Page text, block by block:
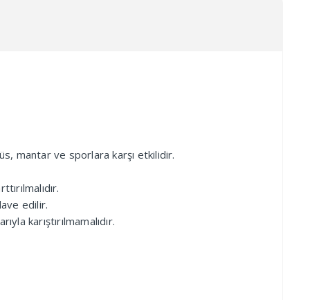
mantar ve sporlara karşı etkilidir.
edilir.
karıştırılmamalıdır.